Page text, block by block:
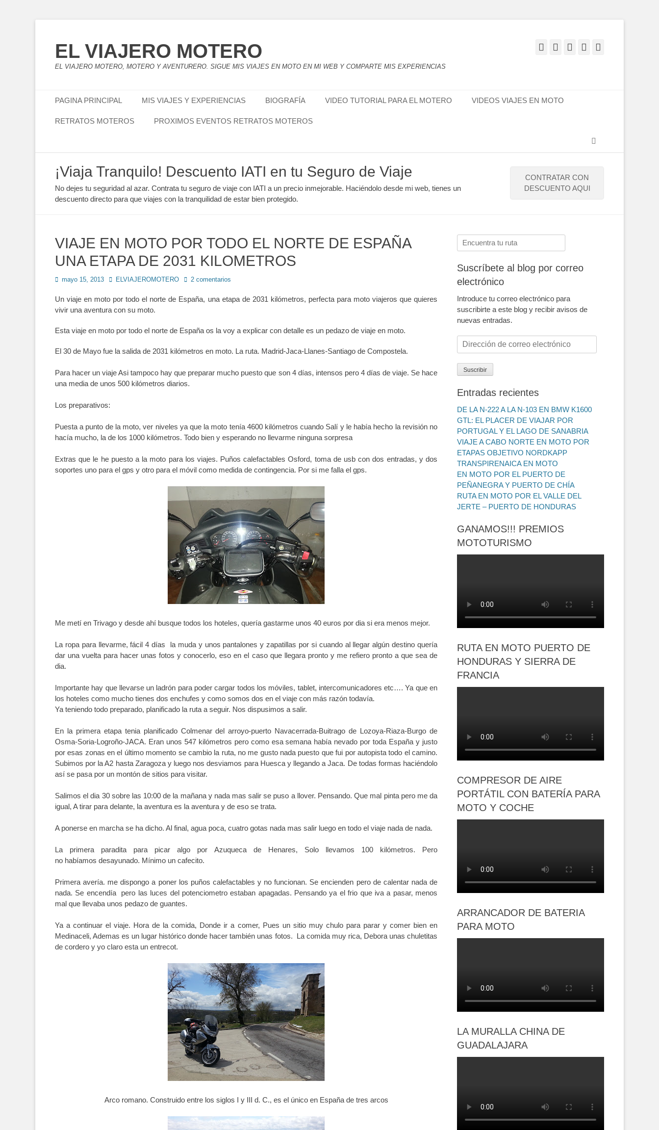
EL VIAJERO MOTERO
EL VIAJERO MOTERO, MOTERO Y AVENTURERO. SIGUE MIS VIAJES EN MOTO EN MI WEB Y COMPARTE MIS EXPERIENCIAS
Facebook
Twitter
FlickrYouTube
Menú principal
contenido
PAGINA PRINCIPAL MIS VIAJES Y EXPERIENCIAS BIOGRAFÍA VIDEO TUTORIAL PARA EL MOTERO VIDEOS VIAJES EN MOTO
RETRATOS MOTEROS
PROXIMOS EVENTOS RETRATOS MOTEROS
contenido
¡Viaja Tranquilo! Descuento IATI en tu Seguro de Viaje
No dejes tu seguridad al azar. Contrata tu seguro de viaje con IATI a un precio inmejorable. Haciéndolo desde mi web, tienes un
descuento directo para que viajes con la tranquilidad de estar bien protegido.
CONTRATAR CON
DESCUENTO AQUI
VIAJE EN MOTO POR TODO EL NORTE DE ESPAÑA
UNA ETAPA DE 2031 KILOMETROS
Publicado
mayo 15, 2013 AutorELVIAJEROMOTERO 2 comentarios
Un viaje en moto por todo el norte de España, una etapa de 2031 kilómetros, perfecta para moto viajeros que quieres
vivir una aventura con su moto.
Esta viaje en moto por todo el norte de España os la voy a explicar con detalle es un pedazo de viaje en moto.
El 30 de Mayo fue la salida de 2031 kilómetros en moto. La ruta. Madrid-Jaca-Llanes-Santiago de Compostela.
Para hacer un viaje Asi tampoco hay que preparar mucho puesto que son 4 días, intensos pero 4 días de viaje. Se hace
una media de unos 500 kilómetros diarios.
Los preparativos:
Puesta a punto de la moto, ver niveles ya que la moto tenía 4600 kilómetros cuando Salí y le había hecho la revisión no
hacía mucho, la de los 1000 kilómetros. Todo bien y esperando no llevarme ninguna sorpresa
Extras que le he puesto a la moto para los viajes. Puños calefactables Osford, toma de usb con dos entradas, y dos
soportes uno para el gps y otro para el móvil como medida de contingencia. Por si me falla el gps.
Me metí en Trivago y desde ahí busque todos los hoteles, quería gastarme unos 40 euros por dia si era menos mejor.
La ropa para llevarme, fácil 4 días la muda y unos pantalones y zapatillas por si cuando al llegar algún destino quería
dar una vuelta para hacer unas fotos y conocerlo, eso en el caso que llegara pronto y me refiero pronto a que sea de
dia.
Importante hay que llevarse un ladrón para poder cargar todos los móviles, tablet, intercomunicadores etc…. Ya que en
los hoteles como mucho tienes dos enchufes y como somos dos en el viaje con más razón todavía.
Ya teniendo todo preparado, planificado la ruta a seguir. Nos dispusimos a salir.
En la primera etapa tenia planificado Colmenar del arroyo-puerto Navacerrada-Buitrago de Lozoya-Riaza-Burgo de
Osma-Soria-Logroño-JACA. Eran unos 547 kilómetros pero como esa semana había nevado por toda España y justo
por esas zonas en el último momento se cambio la ruta, no me gusto nada puesto que fui por autopista todo el camino.
Subimos por la A2 hasta Zaragoza y luego nos desviamos para Huesca y llegando a Jaca. De todas formas haciéndolo
así se pasa por un montón de sitios para visitar.
Salimos el dia 30 sobre las 10:00 de la mañana y nada mas salir se puso a llover. Pensando. Que mal pinta pero me da
igual, A tirar para delante, la aventura es la aventura y de eso se trata.
A ponerse en marcha se ha dicho. Al final, agua poca, cuatro gotas nada mas salir luego en todo el viaje nada de nada.
La primera paradita para picar algo por Azuqueca de Henares, Solo llevamos 100 kilómetros. Pero
no habíamos desayunado. Mínimo un cafecito.
Primera avería. me dispongo a poner los puños calefactables y no funcionan. Se encienden pero de calentar nada de
nada. Se encendía pero las luces del potenciometro estaban apagadas. Pensando ya el frio que iva a pasar, menos
mal que llevaba unos pedazo de guantes.
Ya a continuar el viaje. Hora de la comida, Donde ir a comer, Pues un sitio muy chulo para parar y comer bien en
Medinaceli, Ademas es un lugar histórico donde hacer también unas fotos. La comida muy rica, Debora unas chuletitas
de cordero y yo claro esta un entrecot.
Arco romano. Construido entre los siglos I y III d. C., es el único en España de tres arcos
Buscar:
Suscríbete al blog por correo
electrónico
Introduce tu correo electrónico para
suscribirte a este blog y recibir avisos de
nuevas entradas.
Dirección
de
correo
electrónico
Suscribir
Entradas recientes
DE LA N-222 A LA N-103 EN BMW K1600
GTL: EL PLACER DE VIAJAR POR
PORTUGAL Y EL LAGO DE SANABRIA
VIAJE A CABO NORTE EN MOTO POR
ETAPAS OBJETIVO NORDKAPP
TRANSPIRENAICA EN MOTO
EN MOTO POR EL PUERTO DE
PEÑANEGRA Y PUERTO DE CHÍA
RUTA EN MOTO POR EL VALLE DEL
JERTE – PUERTO DE HONDURAS
GANAMOS!!! PREMIOS
MOTOTURISMO
RUTA EN MOTO PUERTO DE
HONDURAS Y SIERRA DE
FRANCIA
COMPRESOR DE AIRE
PORTÁTIL CON BATERÍA PARA
MOTO Y COCHE
ARRANCADOR DE BATERIA
PARA MOTO
LA MURALLA CHINA DE
GUADALAJARA